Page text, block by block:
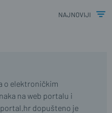
najnoviji
o elektroničkim
na web portalu i
dopušteno je